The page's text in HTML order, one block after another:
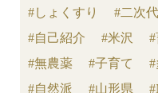
#しょくすり
#二次
#自己紹介
#米沢
#無農薬
#子育て
#自然派
#山形県